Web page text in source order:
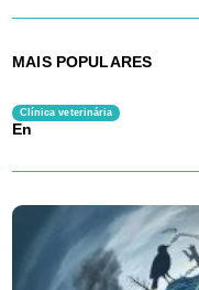
MAIS POPULARES
Clínica veterinária
En